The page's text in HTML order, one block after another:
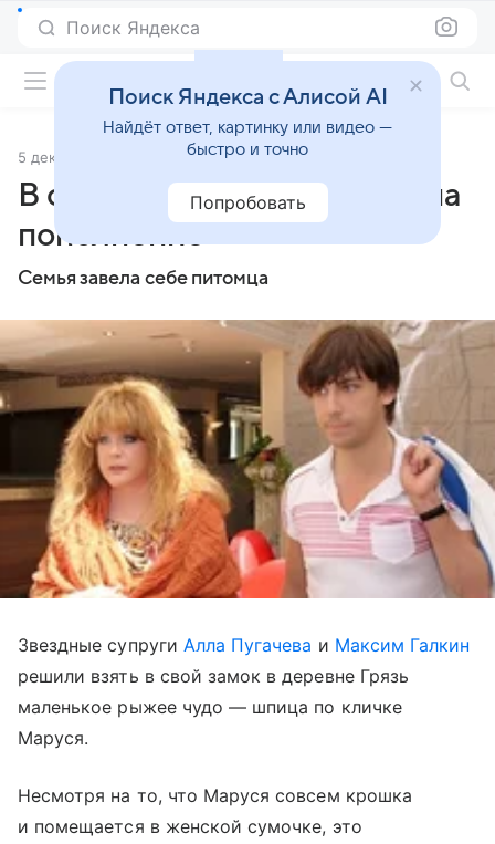
Поиск Яндекса
5 декабря 2012 Источник:Обозреватель
В семье Пугачевой и Галкина
пополнение
Семья завела себе питомца
Звездные супруги Алла Пугачева и Максим Галкин
решили взять в свой замок в деревне Грязь
маленькое рыжее чудо — шпица по кличке
Маруся.
Несмотря на то, что Маруся совсем крошка
и помещается в женской сумочке, это
Поиск Яндекса с Алисой AI
Найдёт ответ, картинку или видео —
быстро и точно
Попробовать